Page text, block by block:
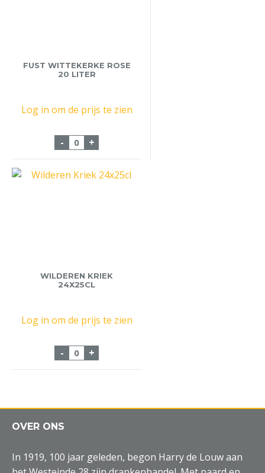
FUST WITTEKERKE ROSE
20 LITER
Log in om de prijs te zien
- Fust Wittekerke Rose 20 Liter aantal
+
WILDEREN KRIEK
24X25CL
Log in om de prijs te zien
- Wilderen Kriek 24x25cl aantal
+
OVER ONS
In 1919, 100 jaar geleden, begon Harry de Louw aan